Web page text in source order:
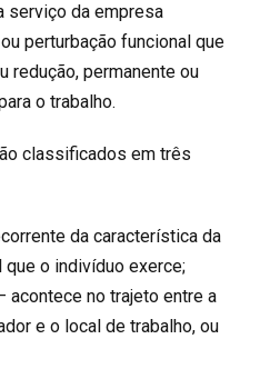
serviço da empresa
perturbação funcional que
redução, permanente ou
o trabalho.
classificados em três
da característica da
o indivíduo exerce;
acontece no trajeto entre a
e o local de trabalho, ou